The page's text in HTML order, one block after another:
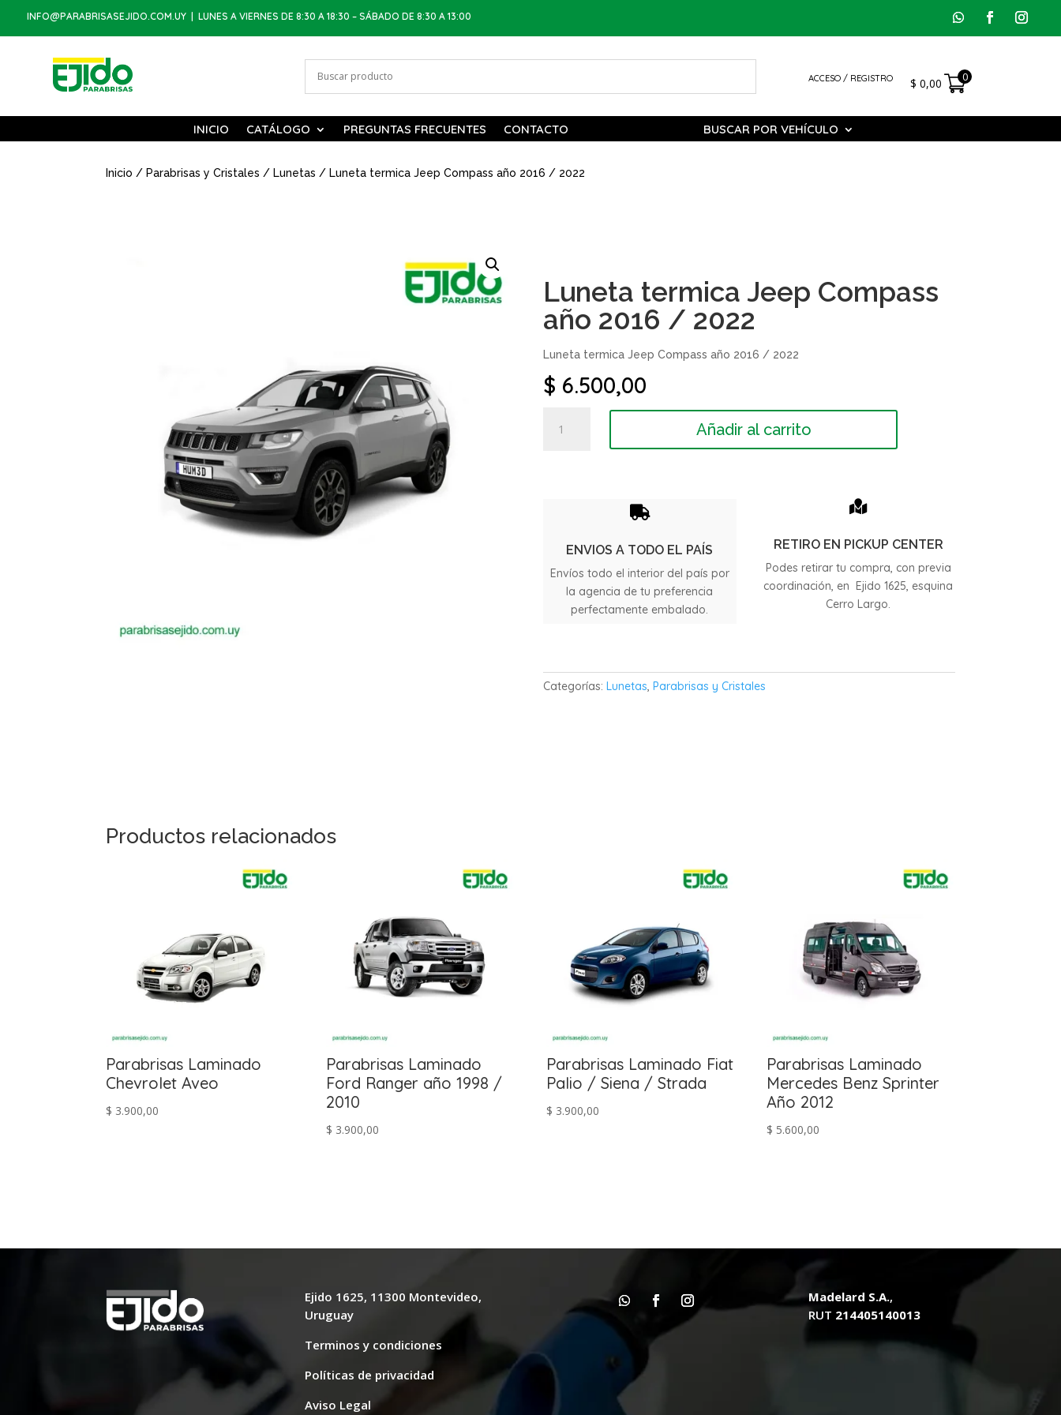
INFO@PARABRISASEJIDO.COM.UY| LUNES A VIERNES DE 8:30 A 18:30 – SÁBADO DE 8:30 A 13:00
ACCESO / REGISTRO $ 0,00 0
INICIO CATÁLOGO PREGUNTAS FRECUENTES CONTACTO BUSCAR POR VEHÍCULO
Inicio / Parabrisas y Cristales / Lunetas / Luneta termica Jeep Compass año 2016 / 2022
Luneta termica Jeep Compass
año 2016 / 2022
Luneta termica Jeep Compass año 2016 / 2022
$ 6.500,00
termica
2022
Añadir al carrito

ENVIOS A TODO EL PAÍS
Envíos todo el interior del país por
la agencia de tu preferencia
perfectamente embalado.

RETIRO EN PICKUP CENTER
Podes retirar tu compra, con previa
coordinación, en Ejido 1625, esquina
Cerro Largo.
Categorías:Lunetas,Parabrisas y Cristales
Productos relacionados
Parabrisas Laminado
Chevrolet Aveo
$ 3.900,00
Parabrisas Laminado
Ford Ranger año 1998 /
2010
$ 3.900,00
Parabrisas Laminado Fiat
Palio / Siena / Strada
$ 3.900,00
Parabrisas Laminado
Mercedes Benz Sprinter
Año 2012
$ 5.600,00
Ejido 1625, 11300 Montevideo,
Uruguay
Terminos y condiciones
Políticas de privacidad
Aviso Legal
Madelard S.A.,
RUT 214405140013